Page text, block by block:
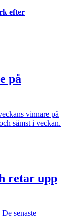
efter
på
vinnare på
sämst i veckan.
retar upp
senaste